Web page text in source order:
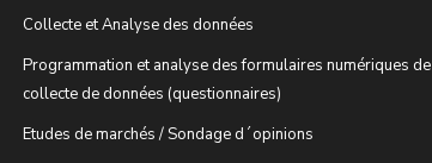
Collecte et Analyse des données
Programmation et analyse des formulaires numériques de
collecte de données (questionnaires)
Etudes de marchés / Sondage d´opinions